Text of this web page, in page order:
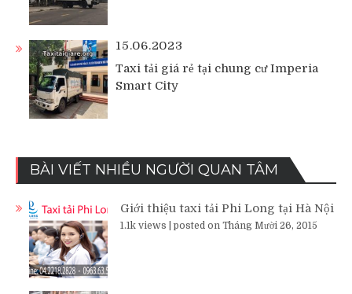
15.06.2023
Taxi tải giá rẻ tại chung cư Imperia
Smart City
BÀI VIẾT NHIỀU NGƯỜI QUAN TÂM
Giới thiệu taxi tải Phi Long tại Hà Nội
1.1k views posted on Tháng Mười 26, 2015